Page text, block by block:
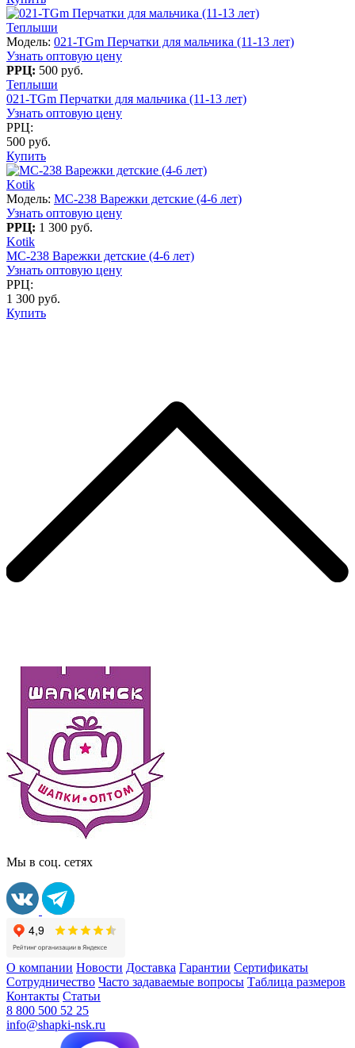
Теплыши
Модель: 021-TGm Перчатки для мальчика (11-13 лет)
Узнать оптовую цену
РРЦ: 500 руб.
Теплыши
021-TGm Перчатки для мальчика (11-13 лет)
Узнать оптовую цену
РРЦ:
500 руб.
Купить
Kotik
Модель: MC-238 Варежки детские (4-6 лет)
Узнать оптовую цену
РРЦ: 1 300 руб.
Kotik
MC-238 Варежки детские (4-6 лет)
Узнать оптовую цену
РРЦ:
1 300 руб.
Купить
Мы в соц. сетях
О компании Новости Доставка Гарантии Сертификаты
Сотрудничество Часто задаваемые вопросы Таблица размеров
Контакты Статьи
8 800 500 52 25
info@shapki-nsk.ru